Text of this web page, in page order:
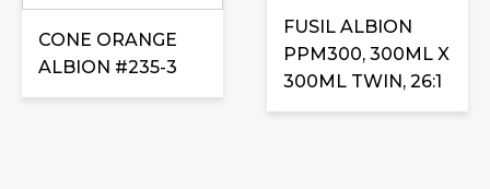
CONE ORANGE
ALBION #235-3
FUSIL ALBION
PPM300, 300ML X
300ML TWIN, 26:1